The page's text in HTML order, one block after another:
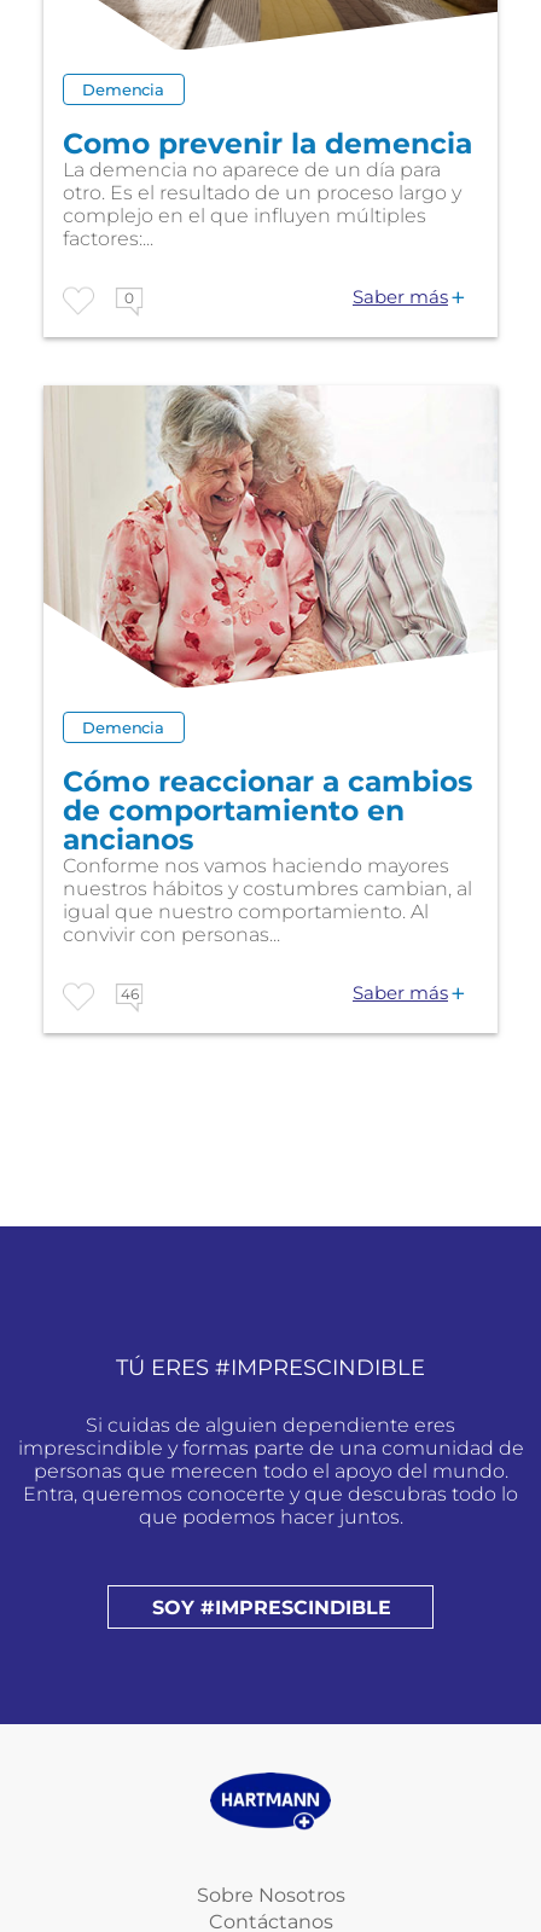
Demencia
Como prevenir la demencia
La demencia no aparece de un día para
otro. Es el resultado de un proceso largo y
complejo en el que influyen múltiples
factores:...
0 Saber más
Demencia
Cómo reaccionar a cambios
de comportamiento en
ancianos
Conforme nos vamos haciendo mayores
nuestros hábitos y costumbres cambian, al
igual que nuestro comportamiento. Al
convivir con personas...
46 Saber más
TÚ ERES #IMPRESCINDIBLE
Si cuidas de alguien dependiente eres
imprescindible y formas parte de una comunidad de
personas que merecen todo el apoyo del mundo.
Entra, queremos conocerte y que descubras todo lo
que podemos hacer juntos.
SOY #IMPRESCINDIBLE
Sobre Nosotros
Contáctanos